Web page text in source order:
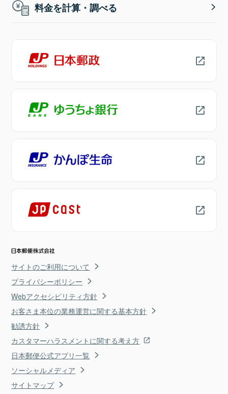
料金を計算・調べる
サイトのご利用について
プライバシーポリシー
Webアクセシビリティ方針
お客さま本位の業務運営に関する基本方針
勧誘方針
カスタマーハラスメントに関する考え方
日本郵便公式アプリ一覧
ソーシャルメディア
サイトマップ